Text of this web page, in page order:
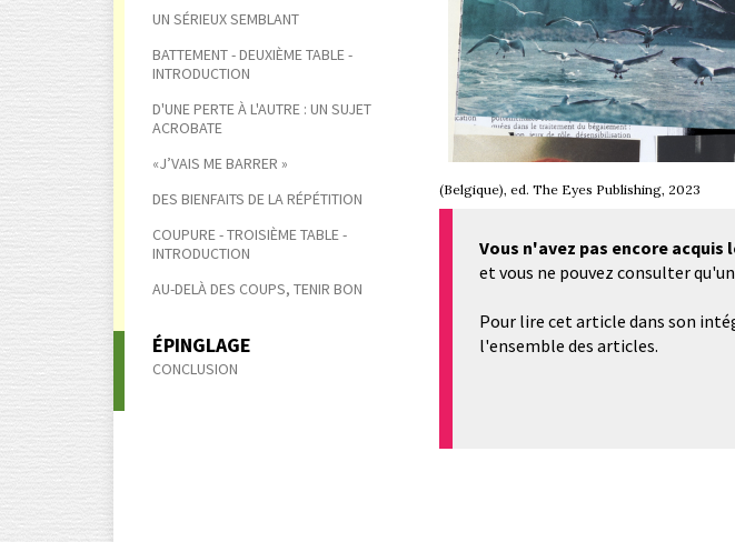
UN SÉRIEUX SEMBLANT
BATTEMENT - DEUXIÈME TABLE -
INTRODUCTION
D'UNE PERTE À L'AUTRE : UN SUJET
ACROBATE
«J’VAIS ME BARRER »
DES BIENFAITS DE LA RÉPÉTITION
COUPURE - TROISIÈME TABLE -
INTRODUCTION
AU-DELÀ DES COUPS, TENIR BON
ÉPINGLAGE
CONCLUSION
(Belgique), ed. The Eyes Publishing, 2023
Vous n'avez pas encore acquis
et vous ne pouvez consulter
Pour lire cet article dans son
l'ensemble des articles.